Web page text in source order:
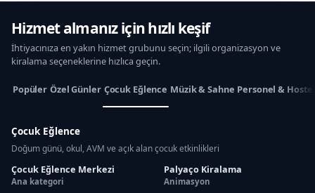
Hizmet almanız için hızlı keşif
İhtiyacınıza en yakın hizmet grubunu seçin; ilgili organizasyon ve
kiralama seçeneklerine hızlıca geçin.
Popüler Özel Günler Çocuk Eğlence Müzik & Sahne Personel &
Çocuk Eğlence
Doğum günü, okul, AVM ve açık alan çocuk etkinlikleri
Çocuk Eğlence Merkezi
Ana kategori
Palyaço Kiralama
Animasyon